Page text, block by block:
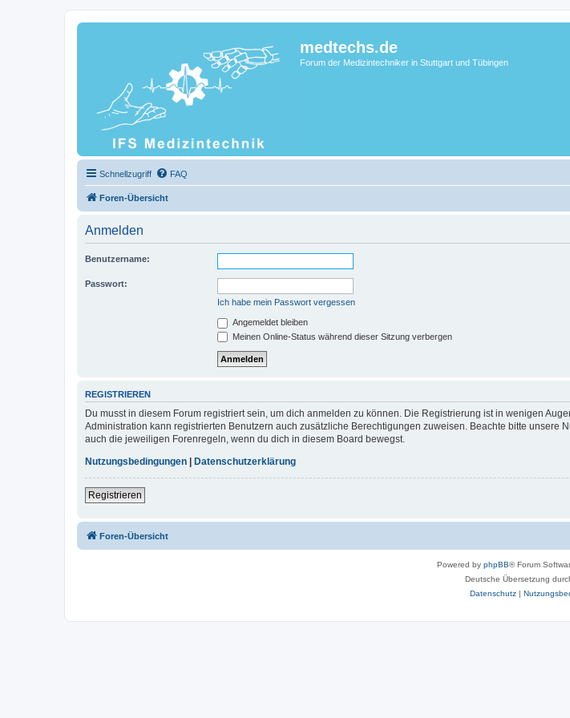
medtechs.de
Forum der Medizintechniker in Stuttgart und Tübingen
Schnellzugriff FAQ
Foren-Übersicht
Anmelden
Benutzername:
Passwort:
Ich habe mein Passwort vergessen
Angemeldet bleiben
Meinen Online-Status während dieser Sitzung verbergen
REGISTRIEREN
Du musst in diesem Forum registriert sein, um dich anmelden zu können. Die Registrierung ist in wenigen
Administration kann registrierten Benutzern auch zusätzliche Berechtigungen zuweisen. Beachte bitte
auch die jeweiligen Forenregeln, wenn du dich in diesem Board bewegst.
Nutzungsbedingungen | Datenschutzerklärung
Registrieren
Foren-Übersicht
Powered by phpBB® Forum
Deutsche Übersetzung
Datenschutz|